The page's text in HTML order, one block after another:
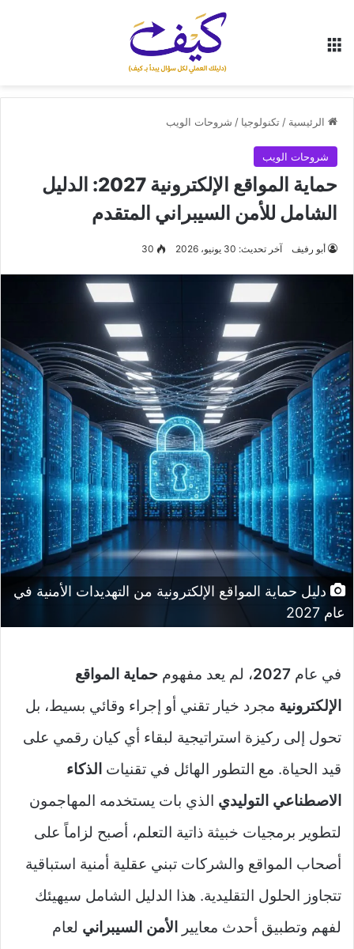
الرئيسية / تكنولوجيا / شروحات الويب
شروحات الويب
حماية المواقع الإلكترونية 2027: الدليل
الشامل للأمن السيبراني المتقدم
أبو رفيف آخر تحديث: 30 يونيو، 2026 30
دليل حماية المواقع الإلكترونية من التهديدات الأمنية في
عام 2027
في عام 2027، لم يعد مفهوم حماية المواقع
الإلكترونية مجرد خيار تقني أو إجراء وقائي بسيط، بل
تحول إلى ركيزة استراتيجية لبقاء أي كيان رقمي على
قيد الحياة. مع التطور الهائل في تقنيات الذكاء
الاصطناعي التوليدي الذي بات يستخدمه المهاجمون
لتطوير برمجيات خبيثة ذاتية التعلم، أصبح لزاماً على
أصحاب المواقع والشركات تبني عقلية أمنية استباقية
تتجاوز الحلول التقليدية. هذا الدليل الشامل سيهيئك
لفهم وتطبيق أحدث معايير
الأمن السيبراني لعام